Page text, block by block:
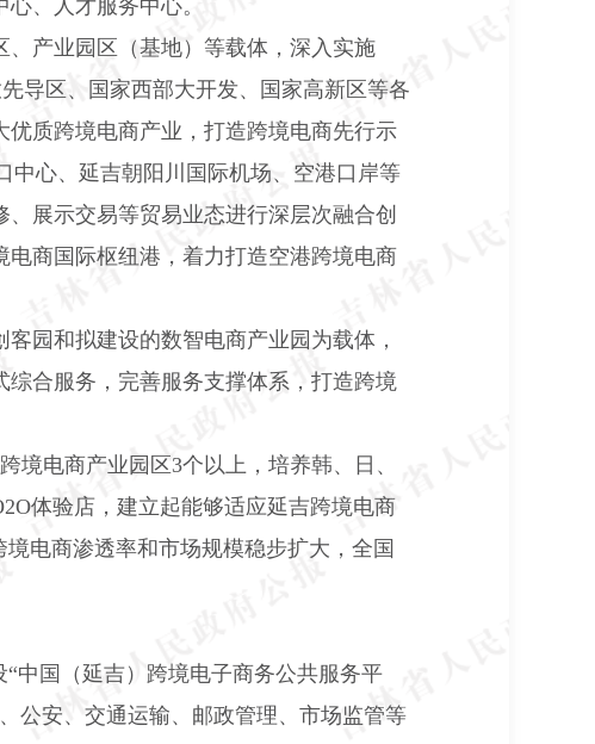
、人才服务中心。
产业园区（基地）等载体，深入实施
导区、国家西部大开发、国家高新区等各
质跨境电商产业，打造跨境电商先行示
中心、延吉朝阳川国际机场、空港口岸等
展示交易等贸易业态进行深层次融合创
商国际枢纽港，着力打造空港跨境电商
园和拟建设的数智电商产业园为载体，
合服务，完善服务支撑体系，打造跨境
境电商产业园区 3个以上，培养韩、日、
体验店，建立起能够适应延吉跨境电商
电商渗透率和市场规模稳步扩大，全国
中国（延吉）跨境电子商务公共服务平
公安、交通运输、邮政管理、市场监管等